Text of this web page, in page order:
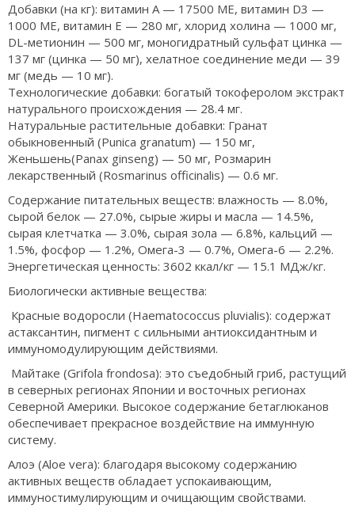
Добавки (на кг): витамин А — 17500 МЕ, витамин D3 —
1000 МЕ, витамин Е — 280 мг, хлорид холина — 1000 мг,
DL-метионин — 500 мг, моногидратный сульфат цинка —
137 мг (цинка — 50 мг), хелатное соединение меди — 39
мг (медь — 10 мг).
Технологические добавки: богатый токоферолом экстракт
натурального происхождения — 28.4 мг.
Натуральные растительные добавки: Гранат
обыкновенный (Punica granatum) — 150 мг,
Женьшень(Panax ginseng) — 50 мг, Розмарин
лекарственный (Rosmarinus officinalis) — 0.6 мг.
Содержание питательных веществ: влажность — 8.0%,
сырой белок — 27.0%, сырые жиры и масла — 14.5%,
сырая клетчатка — 3.0%, сырая зола — 6.8%, кальций —
1.5%, фосфор — 1.2%, Омега-3 — 0.7%, Oмега-6 — 2.2%.
Энергетическая ценность: 3602 ккал/кг — 15.1 МДж/кг.
Биологически активные вещества:
Красные водоросли (Haematococcus pluvialis): содержат
астаксантин, пигмент с сильными антиоксидантным и
иммуномодулирующим действиями.
Майтаке (Grifola frondosa): это съедобный гриб, растущий
в северных регионах Японии и восточных регионах
Северной Америки. Высокое содержание бетаглюканов
обеспечивает прекрасное воздействие на иммунную
систему.
Алоэ (Aloe vera): благодаря высокому содержанию
активных веществ обладает успокаивающим,
иммуностимулирующим и очищающим свойствами.